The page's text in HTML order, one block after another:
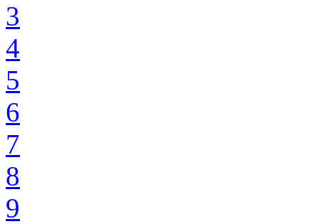
3
4
5
6
7
8
9